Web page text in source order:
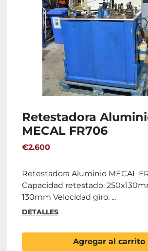
Retestadora
MECAL FR706
€2.600
Retestadora Aluminio MECAL
Capacidad retestado:
130mm Velocidad giro: ...
DETALLES
Agregar al carrito